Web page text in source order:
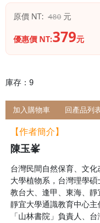
原價 NT: 480元
優惠價 NT:379元
庫存：9
加入購物車 回產品列
【作者簡介】
陳玉峯
台灣民間自然保育、文
大學植物系，台灣理學
教台大、逢甲、東海、靜
靜宜大學通識教育中心
「山林書院」負責人、